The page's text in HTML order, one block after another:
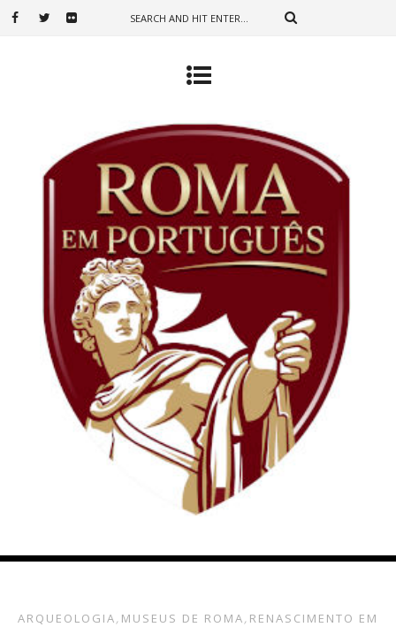
ARQUEOLOGIA, MUSEUS DE ROMA, RENASCIMENTO EM